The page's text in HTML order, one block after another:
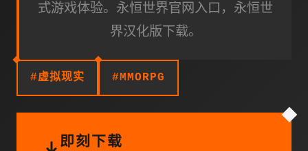
式游戏体验。永恒世界官网入口，永恒世
界汉化版下载。
#虚拟现实 #MMORPG
即刻下载